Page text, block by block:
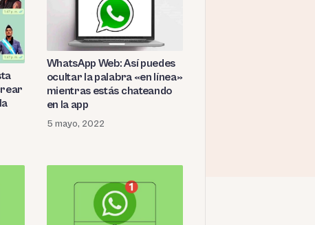
WhatsApp Web: Así puedes
ocultar la palabra «en línea»
mientras estás chateando
en la app
5 mayo, 2022